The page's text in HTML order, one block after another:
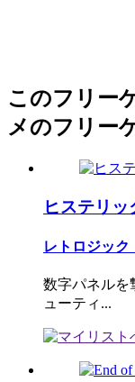
このフリー
メのフリー
ヒステリ
レトロジッ
数字パネルを
ューティ...